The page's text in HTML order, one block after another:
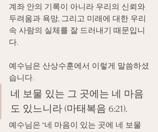
계좌 안의 기록이 아니라 우리의 신뢰와
두려움과 욕망, 그리고 미래에 대한 우리
속 사람의 실체를 잘 드러내기 때문입니
다.
예수님은 산상수훈에서 이렇게 말씀하셨
습니다.
네 보물 있는 그 곳에는 네 마음
도 있느니라 (마태복음 6:21).
예수님은 “네 마음이 있는 곳에 네 보물